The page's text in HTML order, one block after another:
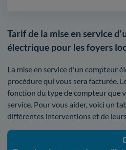
Tarif de la mise en service
électrique pour les foyers
La mise en service d'un compteur
procédure qui vous sera facturée.
fonction du type de compteur que
service. Pour vous aider, voici un
différentes interventions et de